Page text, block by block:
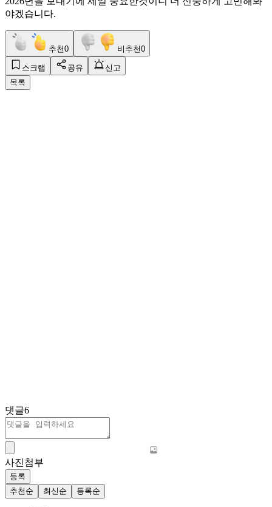
야겠습니다.
추천0 비추천0
스크랩 공유
신고
목록
댓글6
사진첨부
등록
추천순
최신순 등록순